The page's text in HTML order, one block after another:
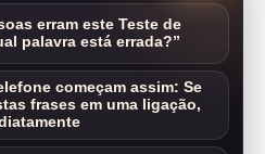
erram este Teste de
palavra está errada?”
começam assim: Se
frases em uma ligação,